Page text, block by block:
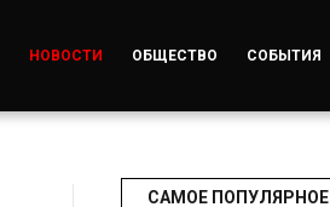
НОВОСТИ ОБЩЕСТВО СОБЫТИЯ
САМОЕ ПОПУЛЯРНОЕ